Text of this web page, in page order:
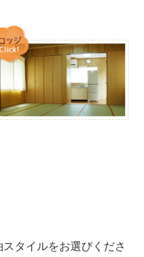
タイルをお選びくださ